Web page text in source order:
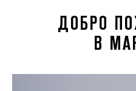
ДОБРО
В